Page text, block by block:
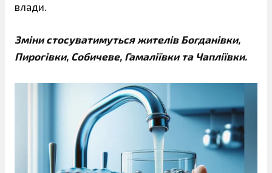
влади.
Зміни стосуватимуться жителів Богданівки,
Пирогівки, Собичеве, Гамаліївки та Чапліївки.